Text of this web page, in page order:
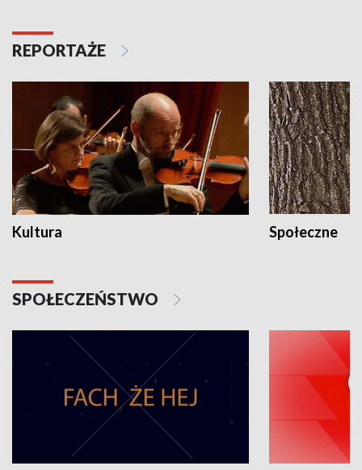
REPORTAŻE
Kultura Społeczne
SPOŁECZEŃSTWO